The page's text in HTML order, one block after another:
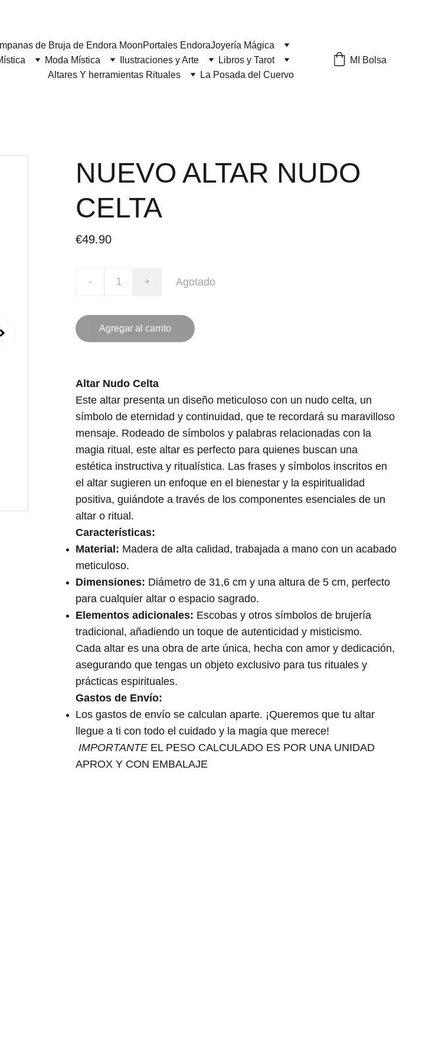
de Bruja de Endora MoonPortales EndoraJoyería Mágica
Moda Mística Ilustraciones y Arte
Libros y Tarot
Altares Y herramientas Rituales
La Posada del Cuervo
MI Bolsa
NUEVO ALTAR NUDO
CELTA
€49.90
- + Agotado
Agregar al carrito
Altar Nudo Celta
Este altar presenta un diseño meticuloso con un nudo celta, un
símbolo de eternidad y continuidad, que te recordará su maravilloso
mensaje. Rodeado de símbolos y palabras relacionadas con la
magia ritual, este altar es perfecto para quienes buscan una
estética instructiva y ritualística. Las frases y símbolos inscritos en
el altar sugieren un enfoque en el bienestar y la espiritualidad
positiva, guiándote a través de los componentes esenciales de un
altar o ritual.
Características:
Material: Madera de alta calidad, trabajada a mano con un acabado
meticuloso.
Dimensiones: Diámetro de 31,6 cm y una altura de 5 cm, perfecto
para cualquier altar o espacio sagrado.
Elementos adicionales: Escobas y otros símbolos de brujería
tradicional, añadiendo un toque de autenticidad y misticismo.
Cada altar es una obra de arte única, hecha con amor y dedicación,
asegurando que tengas un objeto exclusivo para tus rituales y
prácticas espirituales.
Gastos de Envío:
Los gastos de envío se calculan aparte. ¡Queremos que tu altar
llegue a ti con todo el cuidado y la magia que merece!
IMPORTANTE EL PESO CALCULADO ES POR UNA UNIDAD
APROX Y CON EMBALAJE